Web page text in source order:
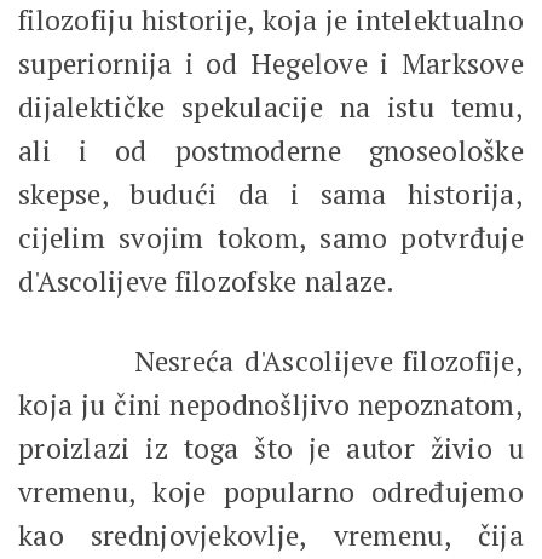
filozofiju historije, koja je intelektualno
superiornija i od Hegelove i Marksove
dijalektičke spekulacije na istu temu,
ali i od postmoderne gnoseološke
skepse, budući da i sama historija,
cijelim svojim tokom, samo potvrđuje
d'Ascolijeve filozofske nalaze.
Nesreća d'Ascolijeve filozofije,
koja ju čini nepodnošljivo nepoznatom,
proizlazi iz toga što je autor živio u
vremenu, koje popularno određujemo
kao srednjovjekovlje, vremenu, čija